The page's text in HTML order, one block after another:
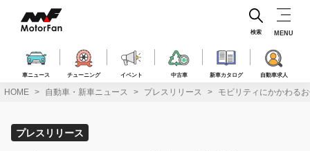
ス
車ニュース チューニング イベント 中古車 新車カタログ 自動車求人
検索 MENU
HOME 自動車・新車ニュース プレスリリース モビリティにかかわる
プレスリリース